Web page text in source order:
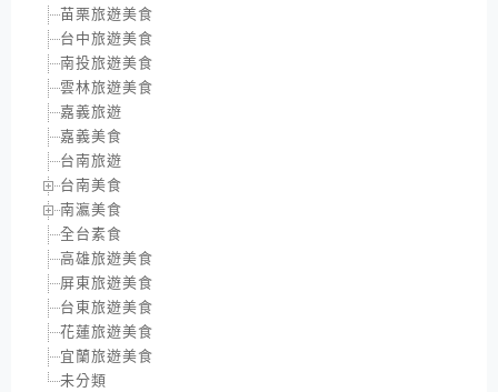
苗栗旅遊美食
台中旅遊美食
南投旅遊美食
雲林旅遊美食
嘉義旅遊
嘉義美食
台南旅遊
台南美食
南瀛美食
全台素食
高雄旅遊美食
屏東旅遊美食
台東旅遊美食
花蓮旅遊美食
宜蘭旅遊美食
未分類